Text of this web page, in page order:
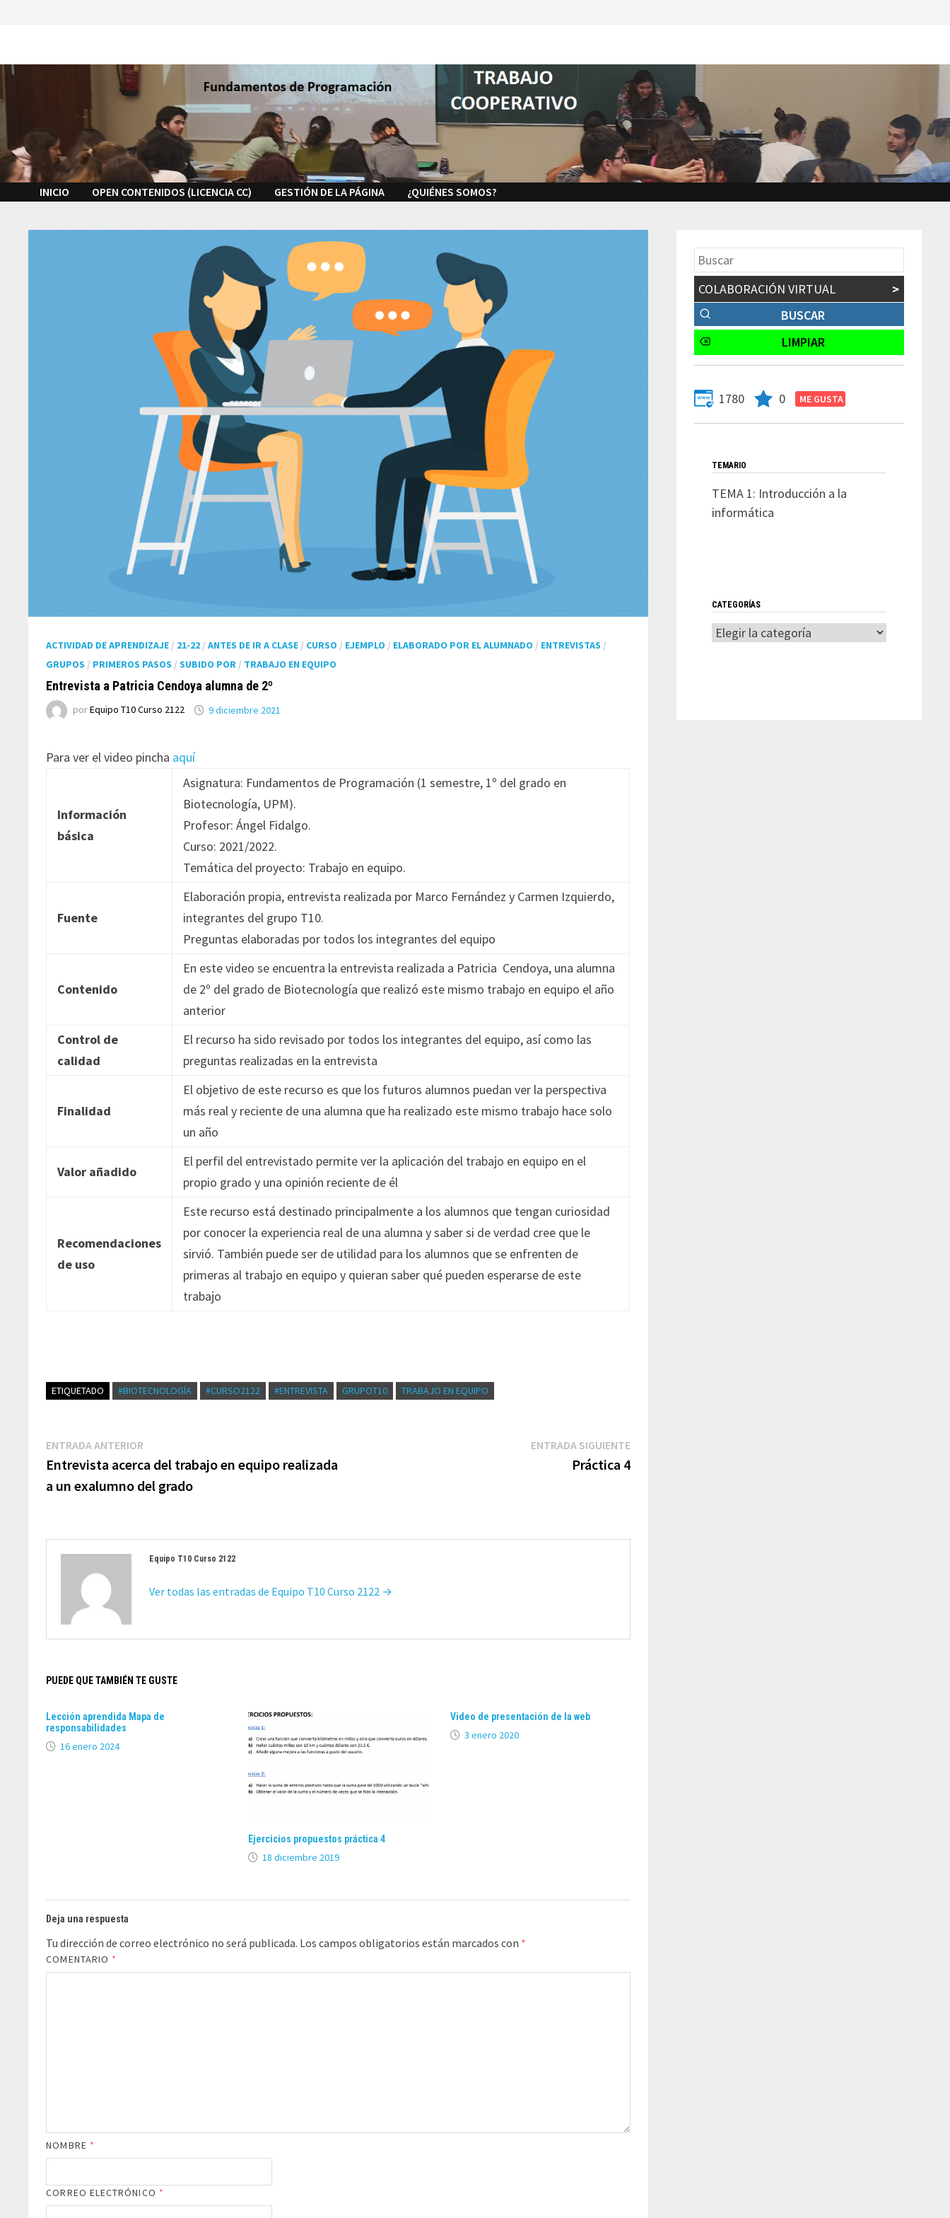
INICIO OPEN CONTENIDOS (LICENCIA CC) GESTIÓN DE LA PÁGINA ¿QUIÉNES SOMOS?
ACTIVIDAD DE APRENDIZAJE / 21-22 /ANTES DE IR A CLASE / CURSO / EJEMPLO / ELABORADO POR EL ALUMNADO / ENTREVISTAS /
GRUPOS / PRIMEROS PASOS /SUBIDO POR / TRABAJO EN EQUIPO
Entrevista a Patricia Cendoya alumna de 2º
porEquipo T10 Curso 2122 9 diciembre 2021
Para ver el video pincha aquí
Información
básica
Asignatura: Fundamentos de Programación (1 semestre, 1º del grado en
Biotecnología, UPM).
Profesor: Ángel Fidalgo.
Curso: 2021/2022.
Temática del proyecto: Trabajo en equipo.
Fuente
Elaboración propia, entrevista realizada por Marco Fernández y Carmen Izquierdo,
integrantes del grupo T10.
Preguntas elaboradas por todos los integrantes del equipo
Contenido
En este video se encuentra la entrevista realizada a Patricia Cendoya, una alumna
de 2º del grado de Biotecnología que realizó este mismo trabajo en equipo el año
anterior
Control de
calidad
El recurso ha sido revisado por todos los integrantes del equipo, así como las
preguntas realizadas en la entrevista
Finalidad
El objetivo de este recurso es que los futuros alumnos puedan ver la perspectiva
más real y reciente de una alumna que ha realizado este mismo trabajo hace solo
un año
Valor añadido
El perfil del entrevistado permite ver la aplicación del trabajo en equipo en el
propio grado y una opinión reciente de él
Recomendaciones
de uso
Este recurso está destinado principalmente a los alumnos que tengan curiosidad
por conocer la experiencia real de una alumna y saber si de verdad cree que le
sirvió. También puede ser de utilidad para los alumnos que se enfrenten de
primeras al trabajo en equipo y quieran saber qué pueden esperarse de este
trabajo
ETIQUETADO #BIOTECNOLOGÍA #CURSO2122 #ENTREVISTA GRUPOT10 TRABAJO EN EQUIPO
Navegación
entradas
ENTRADA ANTERIOR
anterior:
Entrevista acerca del trabajo en equipo realizada
a un exalumno del grado
ENTRADA SIGUIENTEEntrada
siguiente:
Práctica 4
Equipo T10 Curso 2122
Ver todas las entradas de Equipo T10 Curso 2122 →
PUEDE QUE TAMBIÉN TE GUSTE
Lección aprendida Mapa de
responsabilidades
16 enero 2024
Ejercicios propuestos práctica 4
18 diciembre 2019
Video de presentación de la web
3 enero 2020
Deja una respuesta
Tu dirección de correo electrónico no será publicada. Los campos obligatorios están marcados con *
COMENTARIO *
NOMBRE *
CORREO ELECTRÓNICO *
COLABORACIÓN VIRTUAL >
1780 0
TEMARIO
TEMA 1: Introducción a la
informática
CATEGORÍAS
Categorías